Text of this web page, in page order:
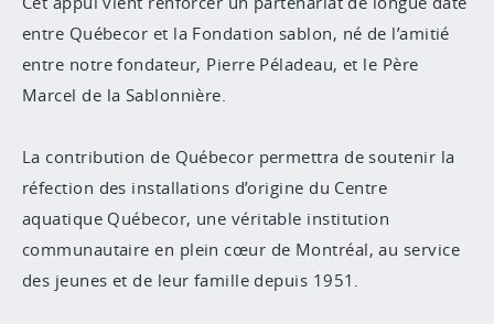
entre Québecor et la Fondation sablon, né de l’amitié
entre notre fondateur, Pierre Péladeau, et le Père
Marcel de la Sablonnière.
La contribution de Québecor permettra de soutenir la
réfection des installations d’origine du Centre
aquatique Québecor, une véritable institution
communautaire en plein cœur de Montréal, au service
des jeunes et de leur famille depuis 1951.